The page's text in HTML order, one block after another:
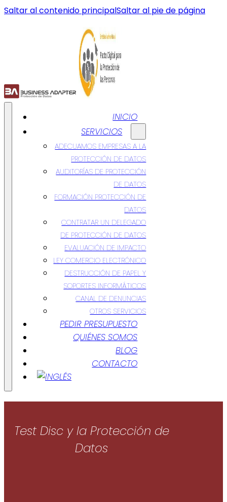
Saltar al contenido principalSaltar al pie de página
INICIO
SERVICIOS
ADECUAMOS EMPRESAS A LA
PROTECCIÓN DE DATOS
AUDITORÍAS DE PROTECCIÓN
DE DATOS
FORMACIÓN PROTECCIÓN DE
DATOS
CONTRATAR UN DELEGADO
DE PROTECCIÓN DE DATOS
EVALUACIÓN DE IMPACTO
LEY COMERCIO ELECTRÓNICO
DESTRUCCIÓN DE PAPEL Y
SOPORTES INFORMÁTICOS
CANAL DE DENUNCIAS
OTROS SERVICIOS
PEDIR PRESUPUESTO
QUIÉNES SOMOS
BLOG
CONTACTO
Test Disc y la Protección de
Datos